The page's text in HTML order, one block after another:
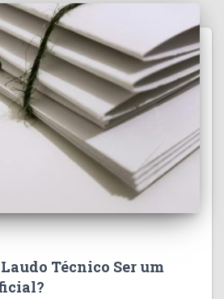
Laudo Técnico Ser um